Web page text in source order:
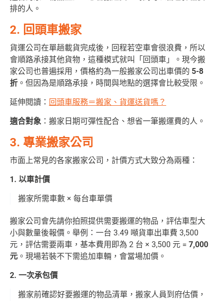
排的人。
2. 回頭車搬家
貨運公司在單趟載貨完成後，回程若空車會很浪費，所以
會順路承接其他貨物，這種模式就叫「回頭車」。現今搬
家公司也普遍採用，價格約為一般搬家公司出車價的 5-8
折 。但因為是順路承接，時間與地點的選擇會比較受限。
延伸閱讀： 回頭車服務＝搬家、貨運送貨嗎？
適合對象 ：搬家日期可彈性配合、想省一筆搬運費的人。
3. 專業搬家公司
市面上常見的各家搬家公司，計價方式大致分為兩種：
1. 以車計價
搬家所需車數 × 每台車單價
搬家公司會先請你拍照提供需要搬運的物品，評估車型大
小與數量後報價。舉例：一台 3.49 噸貨車出車費 3,500
元，評估需要兩車，基本費用即為 2 台 × 3,500 元 = 7,000
元 。現場若裝不下需追加車輛，會當場加價。
2. 一次承包價
搬家前確認好要搬運的物品清單，搬家人員到府估價，